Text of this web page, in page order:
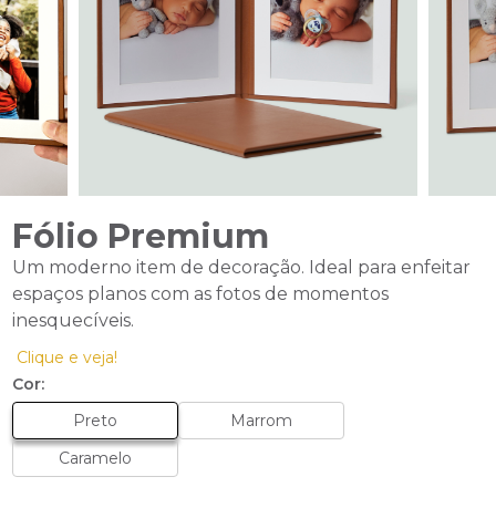
Fólio Premium
Um moderno item de decoração. Ideal para enfeitar
espaços planos com as fotos de momentos
inesquecíveis.
Clique e veja!
Cor:
Preto
Marrom
Caramelo